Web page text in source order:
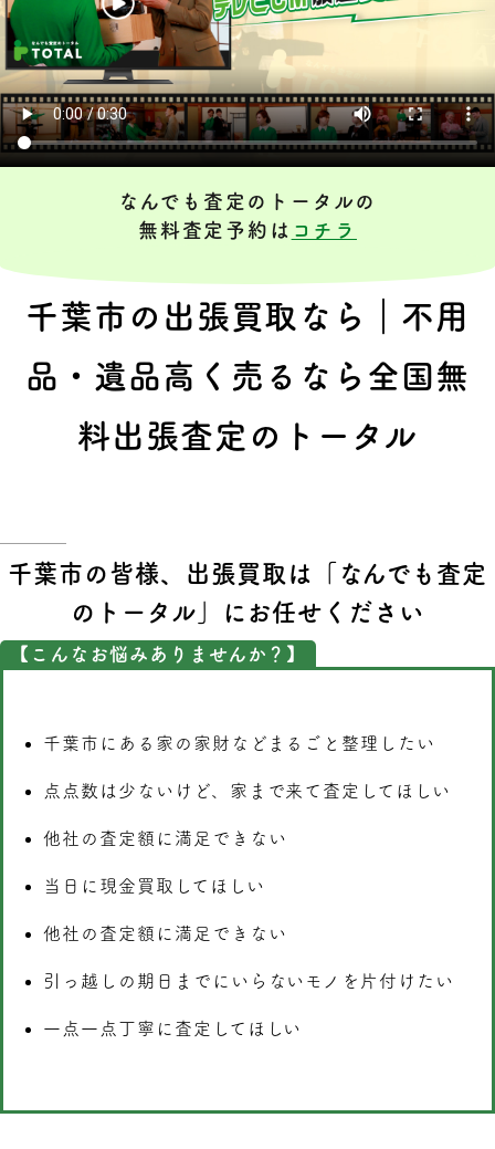
なんでも査定のトータルの
無料査定予約は コチラ
千葉市の出張買取なら｜不用
品・遺品高く売るなら全国無
料出張査定のトータル
千葉市の皆様、出張買取は「なんでも査定
のトータル」にお任せください
【こんなお悩みありませんか？】
千葉市にある家の家財などまるごと整理したい
点点数は少ないけど、家まで来て査定してほしい
他社の査定額に満⾜できない
当日に現金買取してほしい
他社の査定額に満⾜できない
引っ越しの期⽇までにいらないモノを⽚付けたい
⼀点⼀点丁寧に査定してほしい